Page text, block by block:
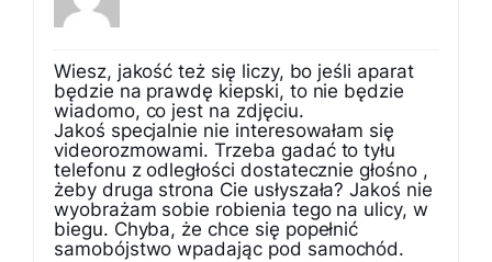
Wiesz, jakość też się liczy, bo jeśli aparat
będzie na prawdę kiepski, to nie będzie
wiadomo, co jest na zdjęciu.
Jakoś specjalnie nie interesowałam się
videorozmowami. Trzeba gadać to tyłu
telefonu z odległości dostatecznie głośno ,
żeby druga strona Cie usłyszała? Jakoś nie
wyobrażam sobie robienia tego na ulicy, w
biegu. Chyba, że chce się popełnić
samobójstwo wpadając pod samochód.